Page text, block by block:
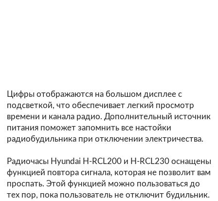
Цифры отображаются на большом дисплее с
подсветкой, что обеспечивает легкий просмотр
времени и канала радио. Дополнительный источник
питания поможет запомнить все настойки
радиобудильника при отключении электричества.
Радиочасы Hyundai H-RCL200 и H-RCL230 оснащены
функцией повтора сигнала, которая не позволит вам
проспать. Этой функцией можно пользоваться до
тех пор, пока пользователь не отключит будильник.